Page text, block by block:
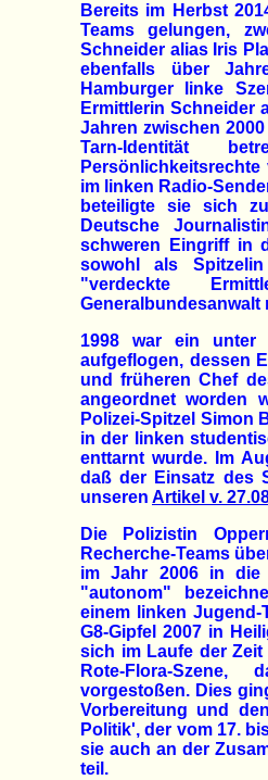
Bereits im Herbst
Teams gelungen,
Schneider alias Iris
ebenfalls über
Hamburger linke
Ermittlerin Schneider
Jahren zwischen
Tarn-Identität
im linken Radio-
beteiligte sie sich
Deutsche
schweren Eingriff in
sowohl als
"verdeckte
Generalbundesanwalt
1998 war ein unter
aufgeflogen, dessen
und früheren Chef
angeordnet worden
Polizei-Spitzel Simon
in der linken
enttarnt wurde. Im
daß der Einsatz des
unseren Artikel v.
Die Polizistin
Recherche-Teams
im Jahr 2006 in die
"autonom"
einem linken Jugend-
G8-Gipfel 2007 in
sich im Laufe der
Rote-Flora-Szene,
vorgestoßen. Dies
Vorbereitung und
Politik', der vom 17.
sie auch an der
teil.